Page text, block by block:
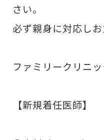
さい。
必ず親身に対応しお
ファミリークリニ
【新規着任医師】